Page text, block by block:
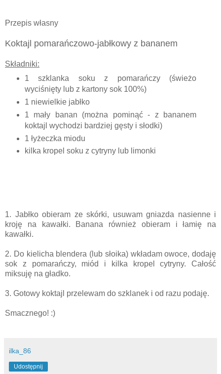
Przepis własny
Koktajl pomarańczowo-jabłkowy z bananem
Składniki:
1 szklanka soku z pomarańczy (świeżo
wyciśnięty lub z kartony sok 100%)
1 niewielkie jabłko
1 mały banan (można pominąć - z bananem
koktajl wychodzi bardziej gęsty i słodki)
1 łyżeczka miodu
kilka kropel soku z cytryny lub limonki
1. Jabłko obieram ze skórki, usuwam gniazda nasienne i
kroję na kawałki. Banana również obieram i łamię na
kawałki.
2. Do kielicha blendera (lub słoika) wkładam owoce, dodaję
sok z pomarańczy, miód i kilka kropel cytryny. Całość
miksuję na gładko.
3. Gotowy koktajl przelewam do szklanek i od razu podaję.
Smacznego! :)
ilka_86
Udostępnij